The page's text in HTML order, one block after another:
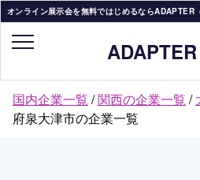
オンライン展示会を無料ではじめるならADAPTER
ADAPTER
国内企業一覧 /関西の企業一覧 /
府泉大津市の企業一覧